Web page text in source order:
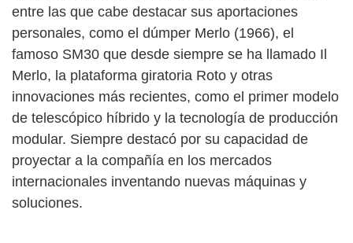
entre las que cabe destacar sus aportaciones
personales, como el dúmper Merlo (1966), el
famoso SM30 que desde siempre se ha llamado Il
Merlo, la plataforma giratoria Roto y otras
innovaciones más recientes, como el primer modelo
de telescópico híbrido y la tecnología de producción
modular. Siempre destacó por su capacidad de
proyectar a la compañía en los mercados
internacionales inventando nuevas máquinas y
soluciones.